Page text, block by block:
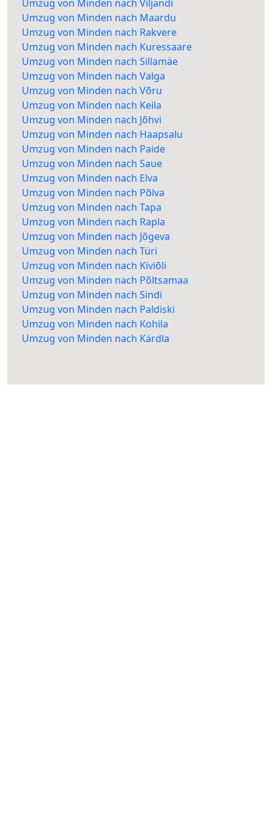
Umzug von Minden nach Viljandi
Umzug von Minden nach Maardu
Umzug von Minden nach Rakvere
Umzug von Minden nach Kuressaare
Umzug von Minden nach Sillamäe
Umzug von Minden nach Valga
Umzug von Minden nach Võru
Umzug von Minden nach Keila
Umzug von Minden nach Jõhvi
Umzug von Minden nach Haapsalu
Umzug von Minden nach Paide
Umzug von Minden nach Saue
Umzug von Minden nach Elva
Umzug von Minden nach Põlva
Umzug von Minden nach Tapa
Umzug von Minden nach Rapla
Umzug von Minden nach Jõgeva
Umzug von Minden nach Türi
Umzug von Minden nach Kiviõli
Umzug von Minden nach Põltsamaa
Umzug von Minden nach Sindi
Umzug von Minden nach Paldiski
Umzug von Minden nach Kohila
Umzug von Minden nach Kärdla